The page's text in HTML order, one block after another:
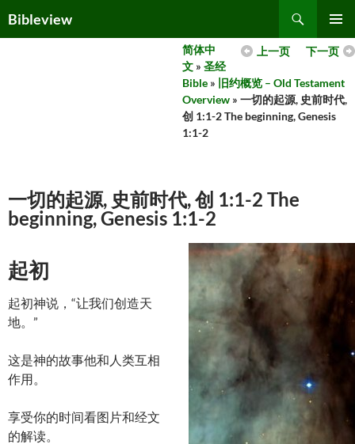
toBibleview
MENU
下一页
上一页
简体中
文 » 圣经
Bible » 旧约概览 – Old Testament
Overview » 一切的起源, 史前时代,
创 1:1-2 The beginning, Genesis
1:1-2
一切的起源, 史前时代, 创 1:1-2 The
beginning, Genesis 1:1-2
起初
起初神说，“让我们创造天
地。”
这是神的故事他和人类互相
作用。
享受你的时间看图片和经文
的解读。